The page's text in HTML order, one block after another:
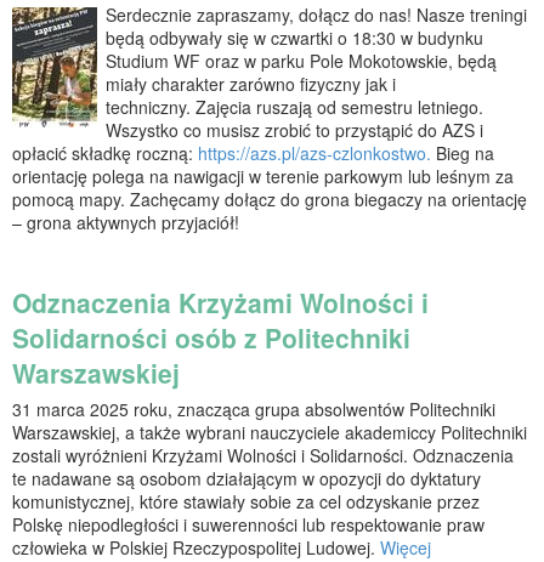
Serdecznie zapraszamy, dołącz do nas! Nasze treningi
będą odbywały się w czwartki o 18:30 w budynku
Studium WF oraz w parku Pole Mokotowskie, będą
miały charakter zarówno fizyczny jak i
techniczny. Zajęcia ruszają od semestru letniego.
Wszystko co musisz zrobić to przystąpić do AZS i
opłacić składkę roczną: https://azs.pl/azs-czlonkostwo. Bieg na
orientację polega na nawigacji w terenie parkowym lub leśnym za
pomocą mapy. Zachęcamy dołącz do grona biegaczy na orientację
– grona aktywnych przyjaciół!
Odznaczenia Krzyżami Wolności i
Solidarności osób z Politechniki
Warszawskiej
31 marca 2025 roku, znacząca grupa absolwentów Politechniki
Warszawskiej, a także wybrani nauczyciele akademiccy Politechniki
zostali wyróżnieni Krzyżami Wolności i Solidarności. Odznaczenia
te nadawane są osobom działającym w opozycji do dyktatury
komunistycznej, które stawiały sobie za cel odzyskanie przez
Polskę niepodległości i suwerenności lub respektowanie praw
człowieka w Polskiej Rzeczypospolitej Ludowej. Więcej